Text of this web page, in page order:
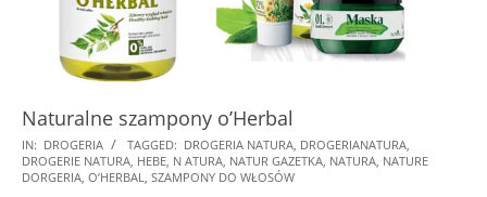
Naturalne szampony o’Herbal
2024-
12-
IN: DROGERIA TAGGED: DROGERIA NATURA, DROGERIANATURA,
DROGERIE NATURA, HEBE, N ATURA, NATUR GAZETKA, NATURA, NATURE
DORGERIA, O’HERBAL, SZAMPONY DO WŁOSÓW